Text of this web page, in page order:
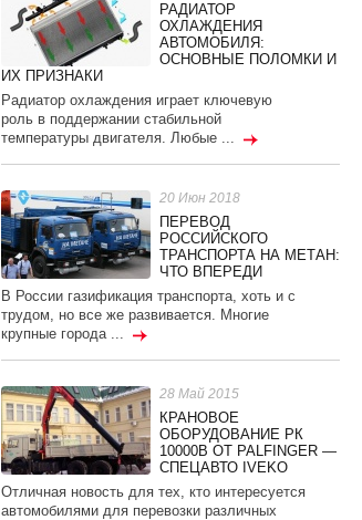
РАДИАТОР
ОХЛАЖДЕНИЯ
АВТОМОБИЛЯ:
ОСНОВНЫЕ ПОЛОМКИ И
ИХ ПРИЗНАКИ
Радиатор охлаждения играет ключевую
роль в поддержании стабильной
температуры двигателя. Любые ...
20 Июн 2018
ПЕРЕВОД
РОССИЙСКОГО
ТРАНСПОРТА НА МЕТАН:
ЧТО ВПЕРЕДИ
В России газификация транспорта, хоть и с
трудом, но все же развивается. Многие
крупные города ...
28 Май 2015
КРАНОВОЕ
ОБОРУДОВАНИЕ РК
10000В ОТ PALFINGER —
СПЕЦАВТО IVEKO
Отличная новость для тех, кто интересуется
автомобилями для перевозки различных